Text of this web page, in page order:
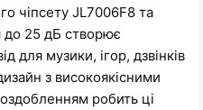
чіпсету JL7006F8 та
до 25 дБ створює
для музики, ігор, дзвінків
з високоякісними
робить ці